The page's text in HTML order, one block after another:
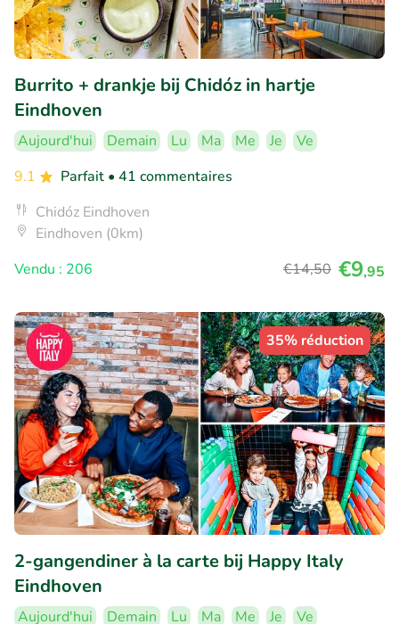
Burrito + drankje bij Chidóz in hartje
Eindhoven
Aujourd'hui Demain Lu Ma Me Je
Ve
9.1
Parfait • 41 commentaires
Chidóz Eindhoven
Eindhoven (0km)
Vendu : 206
€14,50 €9,95
35% réduction
2-gangendiner à la carte bij Happy Italy
Eindhoven
Aujourd'hui Demain Lu Ma Me Je
Ve